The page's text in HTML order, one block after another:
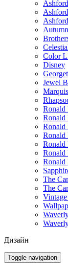
Color
Disney
Jewel
Marquis
Ronald
Ronald
Ronald
Ronald
Ronald
Ronald
Ronald
The
The
Vintage
Дизайн
Toggle navigation